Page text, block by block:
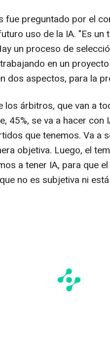
fue preguntado por el
uso de la IA. "Es un
un proceso de
en un
dos aspectos, para la
los árbitros, que van a
45%, se va a hacer con
que tenemos. Va a
objetiva. Luego, el
a tener IA, para que
no es subjetiva ni